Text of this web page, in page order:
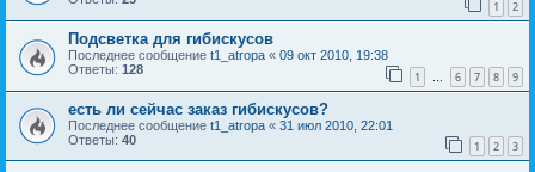
1 2
Подсветка для гибискусов
Последнее сообщение t1_atropa « 09 окт 2010, 19:38
Ответы: 128 1 … 6 7 8 9
есть ли сейчас заказ гибискусов?
Последнее сообщение t1_atropa « 31 июл 2010, 22:01
Ответы: 40 1 2 3